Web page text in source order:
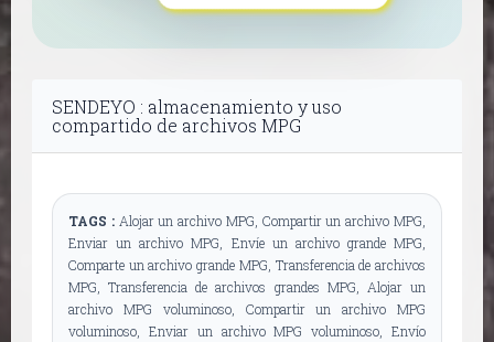
SENDEYO : almacenamiento y uso
compartido de archivos MPG
TAGS :Alojar un archivo MPG, Compartir un archivo MPG,
Enviar un archivo MPG, Envíe un archivo grande MPG,
Comparte un archivo grande MPG, Transferencia de archivos
MPG, Transferencia de archivos grandes MPG, Alojar un
archivo MPG voluminoso, Compartir un archivo MPG
voluminoso, Enviar un archivo MPG voluminoso, Envío